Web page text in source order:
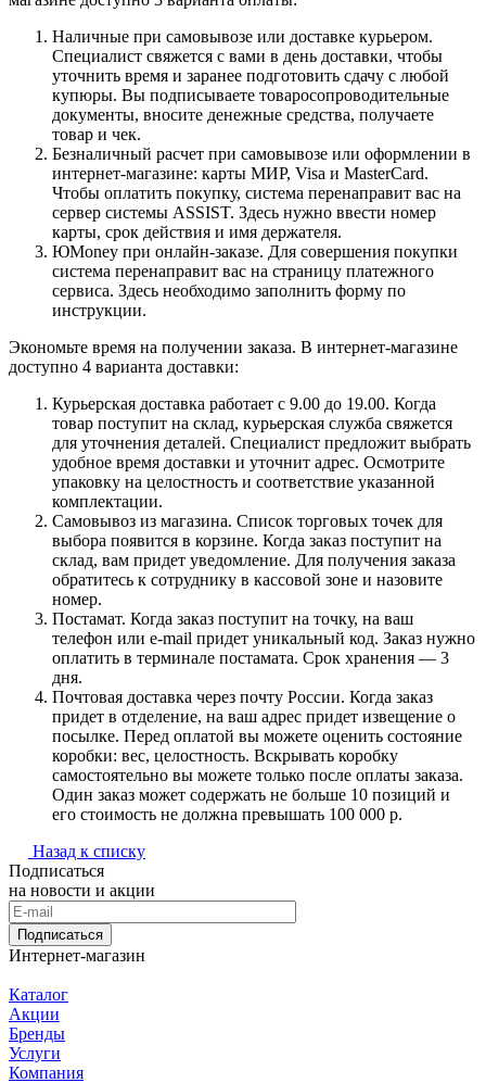
Наличные при самовывозе или доставке курьером.
Специалист свяжется с вами в день доставки, чтобы
уточнить время и заранее подготовить сдачу с любой
купюры. Вы подписываете товаросопроводительные
документы, вносите денежные средства, получаете
товар и чек.
Безналичный расчет при самовывозе или оформлении в
интернет-магазине: карты МИР, Visa и MasterCard.
Чтобы оплатить покупку, система перенаправит вас на
сервер системы ASSIST. Здесь нужно ввести номер
карты, срок действия и имя держателя.
ЮMoney при онлайн-заказе. Для совершения покупки
система перенаправит вас на страницу платежного
сервиса. Здесь необходимо заполнить форму по
инструкции.
Экономьте время на получении заказа. В интернет-магазине
доступно 4 варианта доставки:
Курьерская доставка работает с 9.00 до 19.00. Когда
товар поступит на склад, курьерская служба свяжется
для уточнения деталей. Специалист предложит выбрать
удобное время доставки и уточнит адрес. Осмотрите
упаковку на целостность и соответствие указанной
комплектации.
Самовывоз из магазина. Список торговых точек для
выбора появится в корзине. Когда заказ поступит на
склад, вам придет уведомление. Для получения заказа
обратитесь к сотруднику в кассовой зоне и назовите
номер.
Постамат. Когда заказ поступит на точку, на ваш
телефон или e-mail придет уникальный код. Заказ нужно
оплатить в терминале постамата. Срок хранения — 3
дня.
Почтовая доставка через почту России. Когда заказ
придет в отделение, на ваш адрес придет извещение о
посылке. Перед оплатой вы можете оценить состояние
коробки: вес, целостность. Вскрывать коробку
самостоятельно вы можете только после оплаты заказа.
Один заказ может содержать не больше 10 позиций и
его стоимость не должна превышать 100 000 р.
Назад к списку
Подписаться
на новости и акции
Подписаться
Интернет-магазин
Каталог
Акции
Бренды
Услуги
Компания